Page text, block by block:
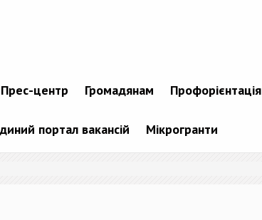
Прес-центр Громадянам Профорієнтація
портал вакансій Мікрогранти